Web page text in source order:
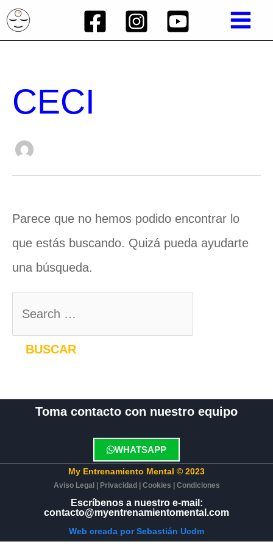
MAIN
CECI
Parece que no hemos podido encontrar lo
que estás buscando. Quizá pueda ayudarte
una búsqueda.
por:
Toma contacto con nuestro equipo
WHATSAPP
My Entrenamiento Mental © 2023
Aviso Legal| Privacidad| Cookies | Condiciones
Escríbenos a nuestro e-mail:
contacto@myentrenamientomental.com​
Web creada por Sebastián Ucdm